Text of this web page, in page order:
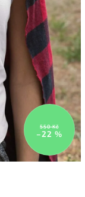
550 Kč
–22 %